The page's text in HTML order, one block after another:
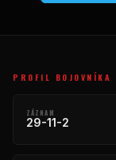
PROFIL BOJOVNÍKA
ZÁZNAM
29-11-2